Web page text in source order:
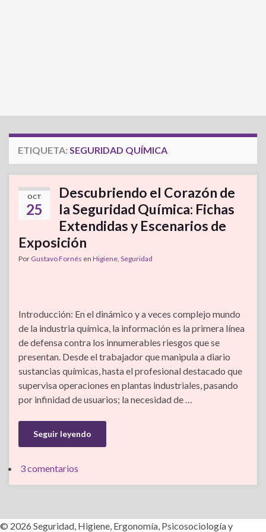
ETIQUETA: SEGURIDAD QUÍMICA
OCT
25
Descubriendo el Corazón de
la Seguridad Química: Fichas
Extendidas y Escenarios de
Exposición
Por Gustavo Fornés en Higiene Seguridad
Introducción: En el dinámico y a veces complejo mundo
de la industria química, la información es la primera línea
de defensa contra los innumerables riesgos que se
presentan. Desde el trabajador que manipula a diario
sustancias químicas, hasta el profesional destacado que
supervisa operaciones en plantas industriales, pasando
por infinidad de usuarios; la necesidad de …
Seguir leyendo
3 comentarios
© 2026 Seguridad, Higiene, Ergonomía, Psicosociología y